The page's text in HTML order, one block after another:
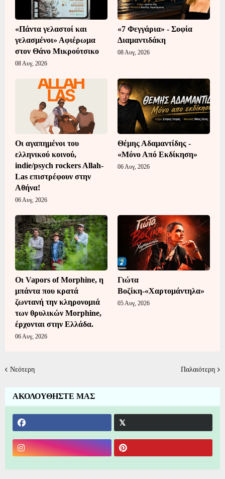
«Πάντα γελαστοί και
γελασμένοι» Αφιέρωμα
στον Θάνο Μικρούτσικο
08 Αυγ, 2026
«7 Φεγγάρια» - Σοφία
Διαμαντιδάκη
08 Αυγ, 2026
Οι αγαπημένοι του
ελληνικού κοινού,
indie/psych rockers Allah-
Las επιστρέφουν στην
Αθήνα!
06 Αυγ, 2026
Θέμης Αδαμαντίδης -
«Μόνο Από Εκδίκηση»
06 Αυγ, 2026
Οι Vapors of Morphine, η
μπάντα που κρατά
ζωντανή την κληρονομιά
των θρυλικών Morphine,
έρχονται στην Ελλάδα.
06 Αυγ, 2026
Γιώτα
Βοζίκη-«Χαρτομάντηλα»
05 Αυγ, 2026
Νεότερη Παλαιότερη
ΑΚΟΛΟΥΘΗΣΤΕ ΜΑΣ